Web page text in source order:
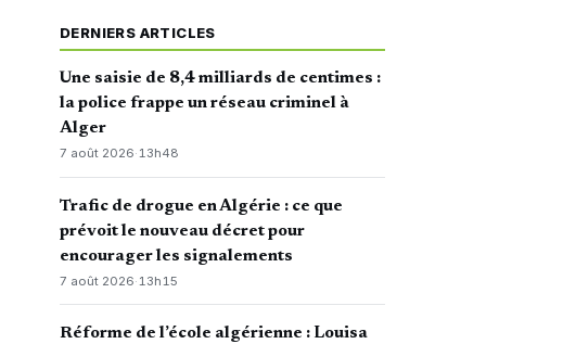
DERNIERS ARTICLES
Une saisie de 8,4 milliards de centimes :
la police frappe un réseau criminel à
Alger
7 août 2026·13h48
Trafic de drogue en Algérie : ce que
prévoit le nouveau décret pour
encourager les signalements
7 août 2026· 13h15
Réforme de l’école algérienne : Louisa